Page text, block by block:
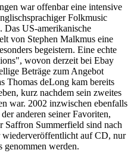
war offenbar eine intensive
Folkmusic
Das US-amerikanische
von Stephen Malkmus eine
begeistern. Eine echte
wovon derzeit bei Ebay
Beträge zum Angebot
Thomas deLong kam bereits
kurz nachdem sein zweites
war. 2002 inzwischen ebenfalls
anderen seiner Favoriten,
Summerfield sind nach
auf CD, nur
genommen werden.